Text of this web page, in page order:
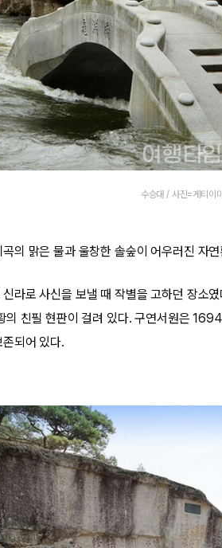
수승대 / 사진=게티이
의 맑은 물과 울창한 솔숲이 어우러진 자
라로 사신을 보낼 때 작별을 고하던 장소
의 친필 현판이 걸려 있다. 구연서원은
되어 있다.